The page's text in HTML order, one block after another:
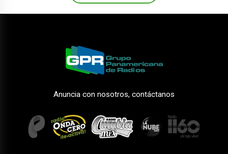
Anuncia con nosotros, contáctanos